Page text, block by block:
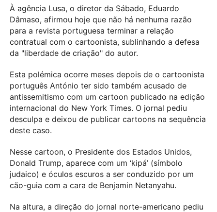
À agência Lusa, o diretor da Sábado, Eduardo
Dâmaso, afirmou hoje que não há nenhuma razão
para a revista portuguesa terminar a relação
contratual com o cartoonista, sublinhando a defesa
da "liberdade de criação" do autor.
Esta polémica ocorre meses depois de o cartoonista
português António ter sido também acusado de
antissemitismo com um cartoon publicado na edição
internacional do New York Times. O jornal pediu
desculpa e deixou de publicar cartoons na sequência
deste caso.
Nesse cartoon, o Presidente dos Estados Unidos,
Donald Trump, aparece com um ‘kipá’ (símbolo
judaico) e óculos escuros a ser conduzido por um
cão-guia com a cara de Benjamin Netanyahu.
Na altura, a direção do jornal norte-americano pediu